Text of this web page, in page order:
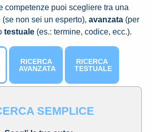
competenze puoi scegliere tra una
(se non sei un esperto), avanzata (per
testuale (es.: termine, codice, ecc.).
RICERCA
AVANZATA
RICERCA
TESTUALE
SEMPLICE